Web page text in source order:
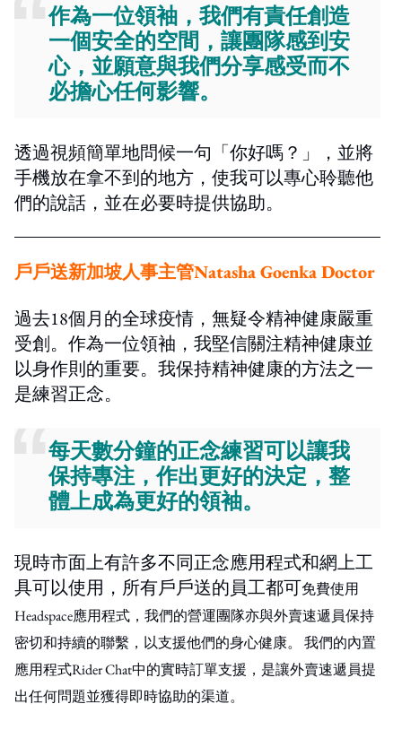
作為一位領袖，我們有責任創造
一個安全的空間，讓團隊感到安
心，並願意與我們分享感受而不
必擔心任何影響。
透過視頻簡單地問候一句「你好嗎？」，並將
手機放在拿不到的地方，使我可以專心聆聽他
們的說話，並在必要時提供協助。
戶戶送新加坡人事主管Natasha Goenka Doctor
過去18個月的全球疫情，無疑令精神健康嚴重
受創。作為一位領袖，我堅信關注精神健康並
以身作則的重要。我保持精神健康的方法之一
是練習正念。
每天數分鐘的正念練習可以讓我
保持專注，作出更好的決定，整
體上成為更好的領袖。
現時市面上有許多不同正念應用程式和網上工
具可以使用，所有戶戶送的員工都可免費使用
Headspace應用程式，我們的營運團隊亦與外賣速遞員保持
密切和持續的聯繫，以支援他們的身心健康。 我們的內置
應用程式Rider Chat中的實時訂單支援，是讓外賣速遞員提
出任何問題並獲得即時協助的渠道。